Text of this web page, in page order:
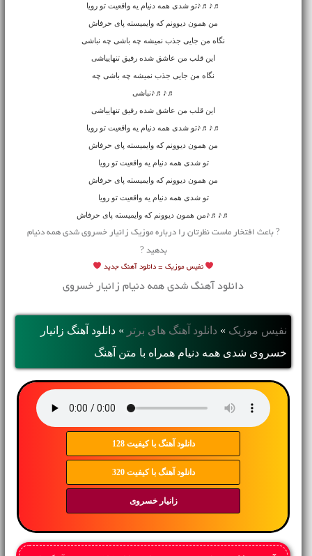
♬♪♬♪تو شدی همه دنیام یه واقعیت تو رویا
من همون دیوونم که وایمیسته پای حرفاش
نگاه من جایی جذب نمیشه چه باشی چه نباشی
این قلب من عاشق شده رفیق تنهاییاشی
نگاه من جایی جذب نمیشه چه باشی چه
♬♪♬♪نباشی
این قلب من عاشق شده رفیق تنهاییاشی
♬♪♬♪تو شدی همه دنیام یه واقعیت تو رویا
من همون دیوونم که وایمیسته پای حرفاش
تو شدی همه دنیام یه واقعیت تو رویا
من همون دیوونم که وایمیسته پای حرفاش
تو شدی همه دنیام یه واقعیت تو رویا
♬♪♬♪من همون دیوونم که وایمیسته پای حرفاش
? باعث افتخار ماست نظرتان را درباره موزیک زانیار خسروی شدی همه دنیام
بدهید ?
نفیس موزیک =دانلود آهنگ جدید
دانلود آهنگ شدی همه دنیام زانیار خسروی
نفیس موزیک » دانلود آهنگ های برتر » دانلود آهنگ زانیار
خسروی شدی همه دنیام همراه با متن آهنگ
دانلود آهنگ با کیفیت 128
دانلود آهنگ با کیفیت 320
زانیار خسروی